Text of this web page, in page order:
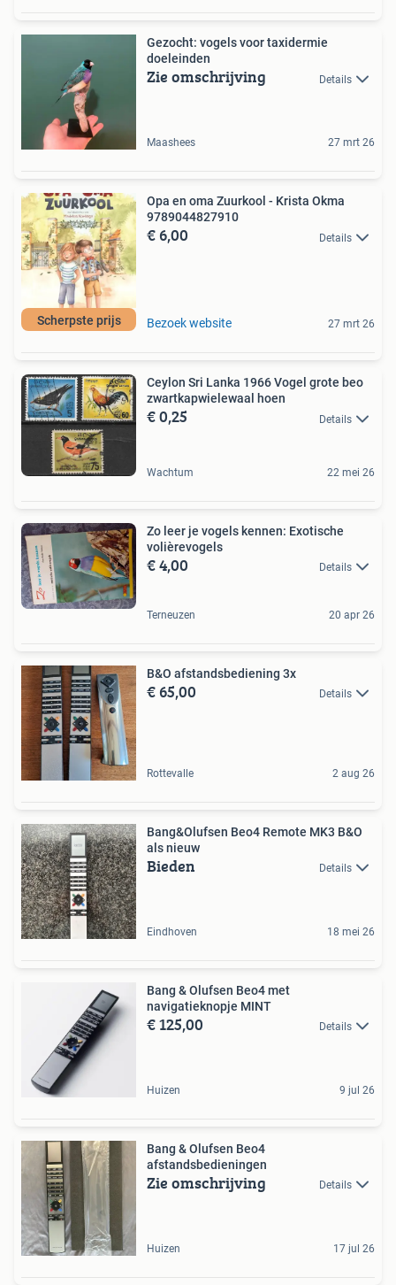
Gezocht: vogels voor taxidermie
doeleinden
Zie omschrijving Details
Maashees 27 mrt 26
Scherpste prijs
Opa en oma Zuurkool - Krista Okma
9789044827910
€ 6,00 Details
Bezoek website 27 mrt 26
Ceylon Sri Lanka 1966 Vogel grote beo
zwartkapwielewaal hoen
€ 0,25 Details
Wachtum 22 mei 26
Zo leer je vogels kennen: Exotische
volièrevogels
€ 4,00 Details
Terneuzen 20 apr 26
B&O afstandsbediening 3x
€ 65,00 Details
Rottevalle 2 aug 26
Bang&Olufsen Beo4 Remote MK3 B&O
als nieuw
Bieden Details
Eindhoven 18 mei 26
Bang & Olufsen Beo4 met
navigatieknopje MINT
€ 125,00 Details
Huizen 9 jul 26
Bang & Olufsen Beo4
afstandsbedieningen
Zie omschrijving Details
Huizen 17 jul 26